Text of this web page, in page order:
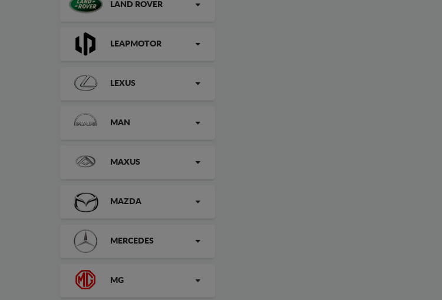
LAND ROVER
LEAPMOTOR
LEXUS
MAN
MAXUS
MAZDA
MERCEDES
MG